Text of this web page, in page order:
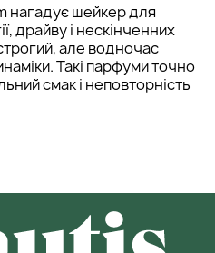
нагадує шейкер для
драйву і нескінченних
але водночас
Такі парфуми точно
смак і неповторність